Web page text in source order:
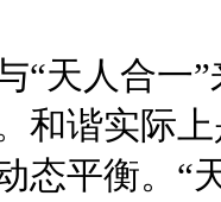
“天人合一
和谐实际
态平衡。“